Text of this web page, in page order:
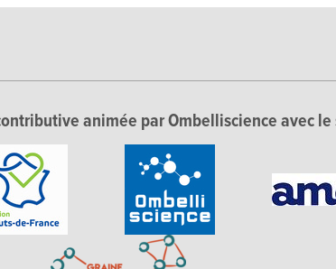
animée par Ombelliscience avec